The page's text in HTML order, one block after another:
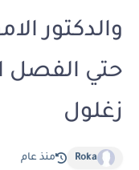
والدكتور
حتي الفصل
زغلول
Roka منذ عام